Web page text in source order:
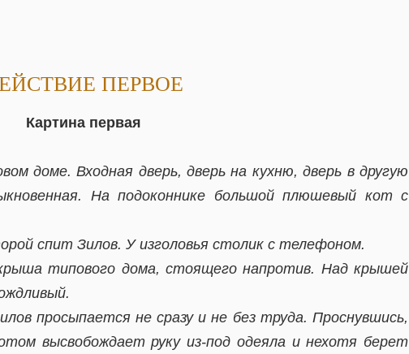
ПЕРВОЕ
Картина первая
доме. Входная дверь, дверь на кухню, дверь в другую
На подоконнике большой плюшевый кот с
спит Зилов. У изголовья столик с телефоном.
типового дома, стоящего напротив. Над крышей
просыпается не сразу и не без труда. Проснувшись,
высвобождает руку из-под одеяла и нехотя берет